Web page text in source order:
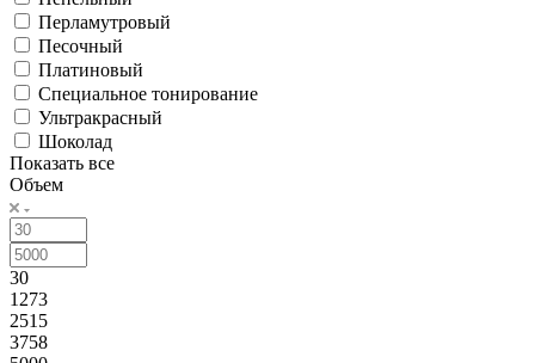
Перламутровый
Песочный
Платиновый
Специальное тонирование
Ультракрасный
Шоколад
Показать все
Объем
30
1273
2515
3758